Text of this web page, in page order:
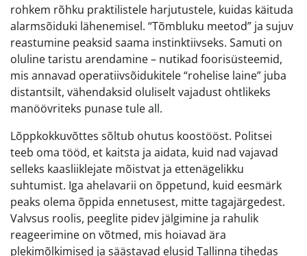
rohkem rõhku praktilistele harjutustele, kuidas käituda
alarmsõiduki lähenemisel. “Tõmbluku meetod” ja sujuv
reastumine peaksid saama instinktiivseks. Samuti on
oluline taristu arendamine – nutikad foorisüsteemid,
mis annavad operatiivsõidukitele “rohelise laine” juba
distantsilt, vähendaksid oluliselt vajadust ohtlikeks
manöövriteks punase tule all.
Lõppkokkuvõttes sõltub ohutus koostööst. Politsei
teeb oma tööd, et kaitsta ja aidata, kuid nad vajavad
selleks kaasliiklejate mõistvat ja ettenägelikku
suhtumist. Iga ahelavarii on õppetund, kuid eesmärk
peaks olema õppida ennetusest, mitte tagajärgedest.
Valvsus roolis, peeglite pidev jälgimine ja rahulik
reageerimine on võtmed, mis hoiavad ära
plekimõlkimised ja säästavad elusid Tallinna tihedas